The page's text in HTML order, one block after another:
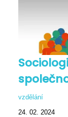
vzdělání
24. 02. 2024